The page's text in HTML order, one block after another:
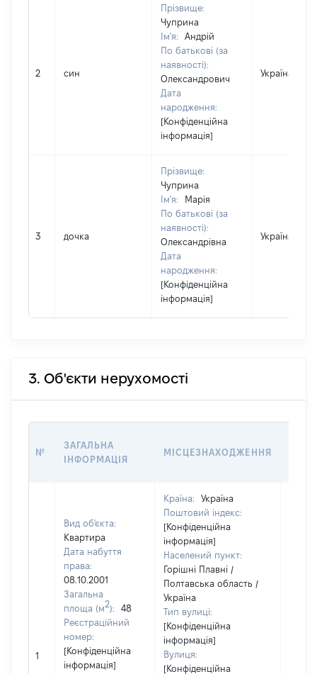
2 син
Прізвище:
Чуприна
Ім'я:
Андрій
По батькові (за
наявності):
Олександрович
Дата
народження:
[Конфіденційна
інформація]
Україна
3 дочка
Прізвище:
Чуприна
Ім'я:
Марія
По батькові (за
наявності):
Олександрівна
Дата
народження:
[Конфіденційна
інформація]
Україна
3. Об'єкти нерухомості
№
ЗАГАЛЬНА
ІНФОРМАЦІЯ
МІСЦЕЗНАХОДЖЕННЯ
1
Вид об'єкта:
Квартира
Дата набуття
права:
08.10.2001
Загальна
площа (м2):
48
Реєстраційний
номер:
[Конфіденційна
інформація]
Країна:
Україна
Поштовий індекс:
[Конфіденційна
інформація]
Населений пункт:
Горішні Плавні /
Полтавська область /
Україна
Тип вулиці:
[Конфіденційна
інформація]
Вулиця:
[Конфіденційна